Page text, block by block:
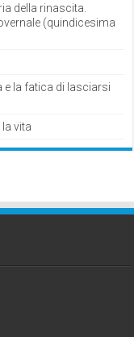
della rinascita.
(quindicesima
e la fatica di lasciarsi
vita